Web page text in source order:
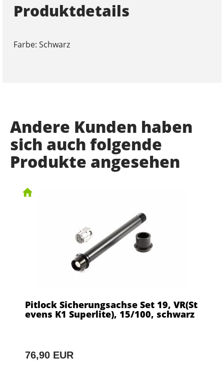
Produktdetails
Farbe: Schwarz
Andere Kunden haben
sich auch folgende
Produkte angesehen
Pitlock Sicherungsachse Set 19, VR(St
evens K1 Superlite), 15/100, schwarz
76,90 EUR